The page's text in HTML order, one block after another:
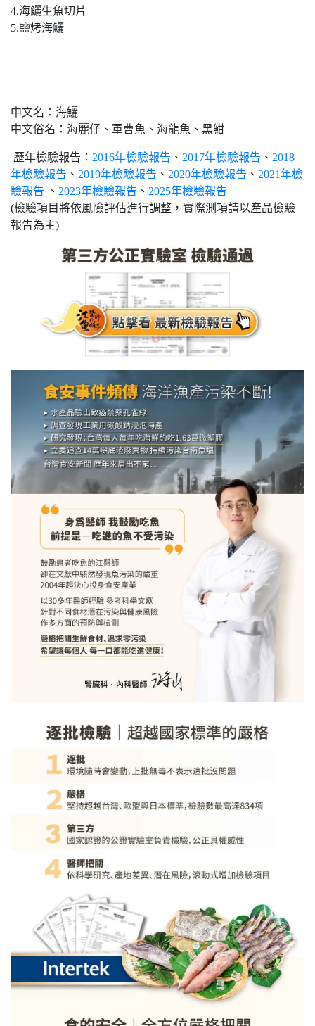
4.海鱺生魚切片
5.鹽烤海鱺
中文名：海鱺
中文俗名：海麗仔、軍曹魚、海龍魚、黑魽
歷年檢驗報告： 2016年檢驗報告 、 2017年檢驗報告 、 2018
年檢驗報告 、 2019年檢驗報告 、 2020年檢驗報告 、 2021年檢
驗報告 、 2023年檢驗報告 、 2025年檢驗報告
(檢驗項目將依風險評估進行調整，實際測項請以產品檢驗
報告為主)